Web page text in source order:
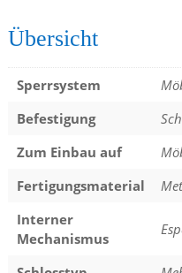
Übersicht
Sperrsystem
Befestigung
Zum Einbau auf
Fertigungsmaterial
Interner
Mechanismus